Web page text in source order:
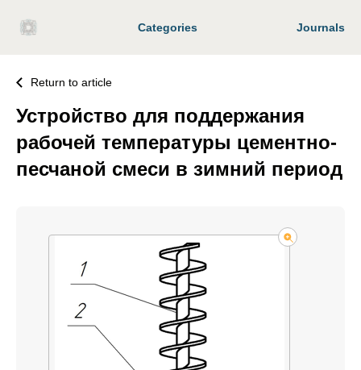
Categories Journals
Return to article
Устройство для поддержания
рабочей температуры цементно-
песчаной смеси в зимний период